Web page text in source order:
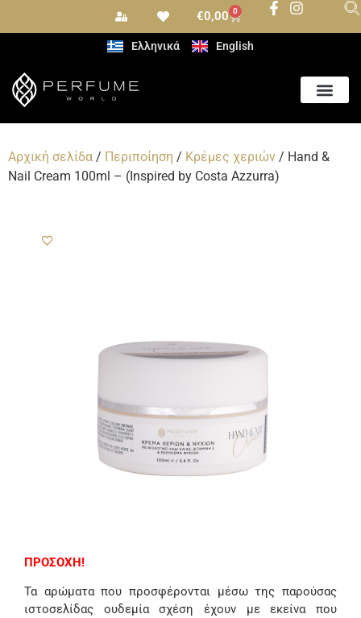
€0,00 0
Ελληνικά English
Αρχική σελίδα / Περιποίηση / Κρέμες χεριών / Hand &
Nail Cream 100ml – (Inspired by Costa Azzurra)
ΠΡΟΣΟΧΗ!
Τα αρώματα που προσφέρονται μέσω της παρούσας
ιστοσελίδας ουδεμία σχέση έχουν με εκείνα που